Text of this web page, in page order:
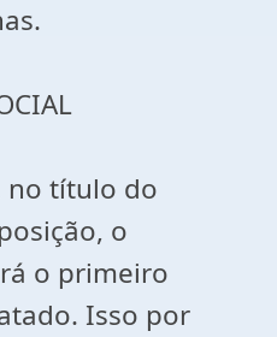
no título do
o
o primeiro
Isso por